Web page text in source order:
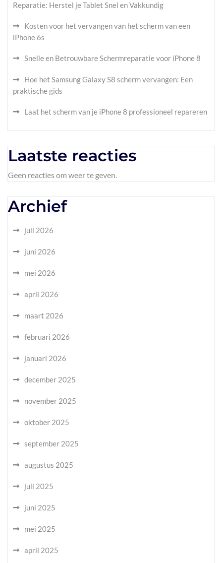
Reparatie: Herstel je Tablet Snel en Vakkundig
Kosten voor het vervangen van het scherm van een
iPhone 6s
Snelle en Betrouwbare Schermreparatie voor iPhone 8
Hoe het Samsung Galaxy S8 scherm vervangen: Een
praktische gids
Laat het scherm van je iPhone 8 professioneel repareren
Laatste reacties
Geen reacties om weer te geven.
Archief
juli 2026
juni 2026
mei 2026
april 2026
maart 2026
februari 2026
januari 2026
december 2025
november 2025
oktober 2025
september 2025
augustus 2025
juli 2025
juni 2025
mei 2025
april 2025